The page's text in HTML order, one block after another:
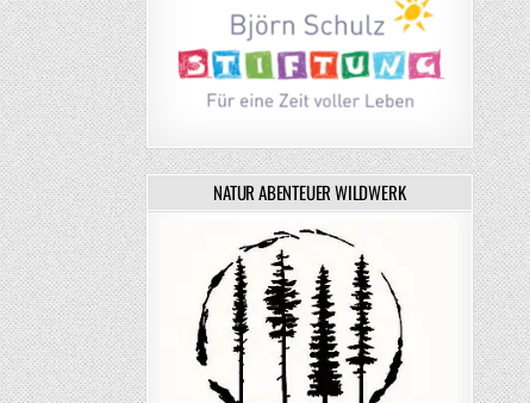
NATUR ABENTEUER WILDWERK